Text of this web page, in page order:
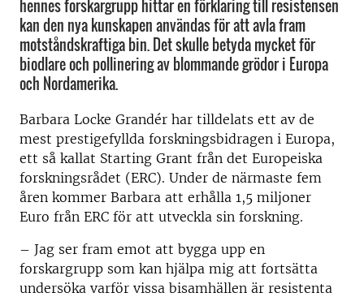
hennes forskargrupp hittar en förklaring till resistensen
kan den nya kunskapen användas för att avla fram
motståndskraftiga bin. Det skulle betyda mycket för
biodlare och pollinering av blommande grödor i Europa
och Nordamerika.
Barbara Locke Grandér har tilldelats ett av de
mest prestigefyllda forskningsbidragen i Europa,
ett så kallat Starting Grant från det Europeiska
forskningsrådet (ERC). Under de närmaste fem
åren kommer Barbara att erhålla 1,5 miljoner
Euro från ERC för att utveckla sin forskning.
– Jag ser fram emot att bygga upp en
forskargrupp som kan hjälpa mig att fortsätta
undersöka varför vissa bisamhällen är resistenta